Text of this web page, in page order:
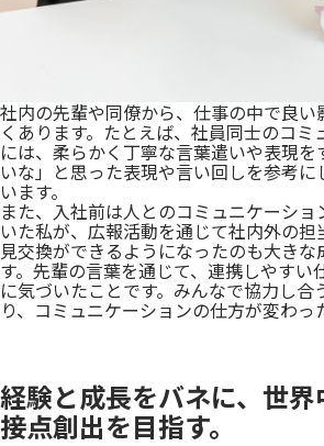
社内の先輩や同僚から、仕事の中で良
くあります。たとえば、社員同士のコミ
には、柔らかく丁寧な言葉遣いや表現
いな」と思った表現や言い回しを参考
います。
また、入社前は人とのコミュニケーショ
いた私が、広報活動を通じて社内外の
見交換ができるようになったのも大きな
す。先輩の言葉を通じて、連携しやすい
に気づいたことです。みんなで協力し合
り、コミュニケーションの仕方が変わっ
経験と成長をバネに、世
接点創出を目指す。